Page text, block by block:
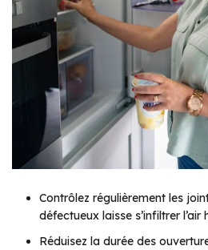
Contrôlez régulièrement les
défectueux laisse s’infiltrer l’air
Réduisez la durée des